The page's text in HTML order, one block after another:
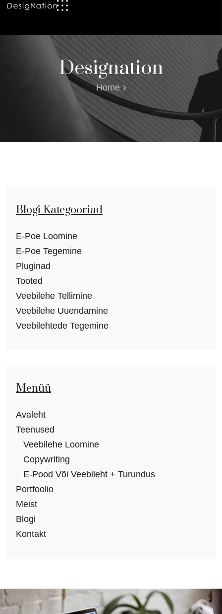
Designation
Home
Blogi Kategooriad
E-Poe Loomine
E-Poe Tegemine
Pluginad
Tooted
Veebilehe Tellimine
Veebilehe Uuendamine
Veebilehtede Tegemine
Menüü
Avaleht
Teenused
Veebilehe Loomine
Copywriting
E-Pood Või Veebileht + Turundus
Portfoolio
Meist
Blogi
Kontakt